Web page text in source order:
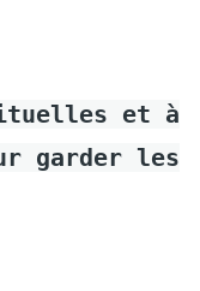
et à
garder les